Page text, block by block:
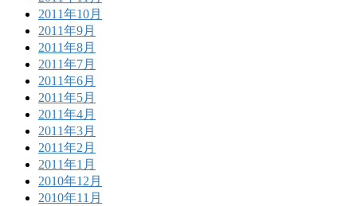
2011年10月
2011年9月
2011年8月
2011年7月
2011年6月
2011年5月
2011年4月
2011年3月
2011年2月
2011年1月
2010年12月
2010年11月